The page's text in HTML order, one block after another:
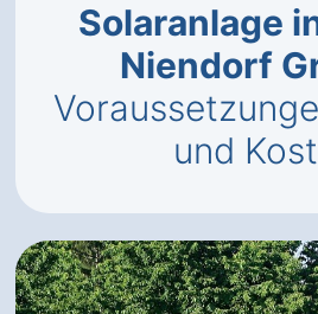
Solaranlage
Niendorf
und